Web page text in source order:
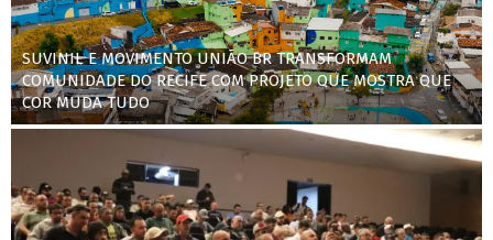
SUVINIL E MOVIMENTO UNIÃO BR TRANSFORMAM
COMUNIDADE DO RECIFE COM PROJETO QUE MOSTRA QUE
COR MUDA TUDO